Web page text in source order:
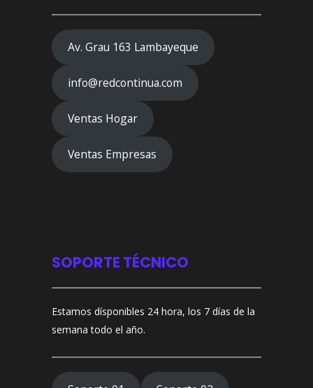
Av. Grau 163 Lambayeque
info@redcontinua.com
Ventas Hogar
Ventas Empresas
SOPORTE TÉCNICO
Estamos dísponibles 24 hora, los 7 días de la
semana todo el año.